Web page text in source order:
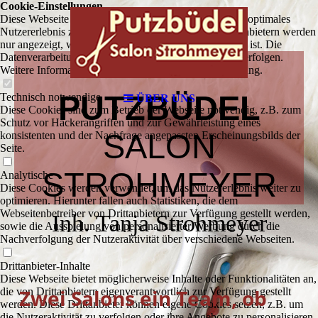
ÜBER UNS
PUTZBÜDEL
SALON
STROHMEYER
Inh. Tanja Strohmeyer
Zwei Salons ein Team, ob
Cookie-Einstellungen
Diese Webseite verwendet Cookies, um Besuchern ein optimales
Nutzererlebnis zu bieten. Bestimmte Inhalte von Drittanbietern werden
nur angezeigt, wenn die entsprechende Option aktiviert ist. Die
Datenverarbeitung kann dann auch in einem Drittland erfolgen.
Weitere Informationen hierzu in der Datenschutzerklärung.
Technisch notwendige
Diese Cookies sind zum Betrieb der Webseite notwendig, z.B. zum
Schutz vor Hackerangriffen und zur Gewährleistung eines
konsistenten und der Nachfrage angepassten Erscheinungsbilds der
Seite.
Analytische
Diese Cookies werden verwendet, um das Nutzererlebnis weiter zu
optimieren. Hierunter fallen auch Statistiken, die dem
Webseitenbetreiber von Drittanbietern zur Verfügung gestellt werden,
sowie die Ausspielung von personalisierter Werbung durch die
Nachverfolgung der Nutzeraktivität über verschiedene Webseiten.
Drittanbieter-Inhalte
Diese Webseite bietet möglicherweise Inhalte oder Funktionalitäten an,
die von Drittanbietern eigenverantwortlich zur Verfügung gestellt
werden. Diese Drittanbieter können eigene Cookies setzen, z.B. um